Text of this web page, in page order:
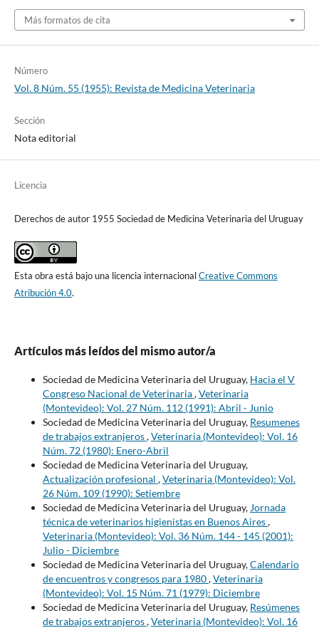
Más formatos de cita
Número
Vol. 8 Núm. 55 (1955): Revista de Medicina Veterinaria
Sección
Nota editorial
Licencia
Derechos de autor 1955 Sociedad de Medicina Veterinaria del Uruguay
Esta obra está bajo una licencia internacionalCreative Commons
Atribución 4.0.
Artículos más leídos del mismo autor/a
Sociedad de Medicina Veterinaria del Uruguay, Hacia el V
Congreso Nacional de Veterinaria,Veterinaria
(Montevideo): Vol. 27 Núm. 112 (1991): Abril - Junio
Sociedad de Medicina Veterinaria del Uruguay, Resumenes
de trabajos extranjeros,Veterinaria (Montevideo): Vol. 16
Núm. 72 (1980): Enero-Abril
Sociedad de Medicina Veterinaria del Uruguay,
Actualización profesional ,Veterinaria (Montevideo): Vol.
26 Núm. 109 (1990): Setiembre
Sociedad de Medicina Veterinaria del Uruguay, Jornada
técnica de veterinarios higienistas en Buenos Aires,
Veterinaria (Montevideo): Vol. 36 Núm. 144 - 145 (2001):
Julio - Diciembre
Sociedad de Medicina Veterinaria del Uruguay,Calendario
de encuentros y congresos para 1980,Veterinaria
(Montevideo): Vol. 15 Núm. 71 (1979): Diciembre
Sociedad de Medicina Veterinaria del Uruguay, Resúmenes
de trabajos extranjeros,Veterinaria (Montevideo): Vol. 16